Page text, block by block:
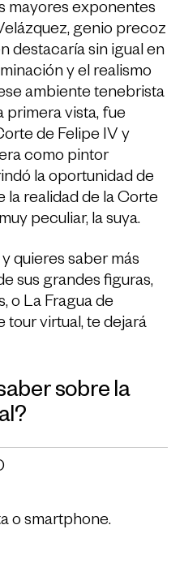
mayores exponentes
genio precoz
destacaría sin igual en
y el realismo
ambiente tenebrista
primera vista, fue
de Felipe IV y
como pintor
la oportunidad de
realidad de la Corte
peculiar, la suya.
quieres saber más
sus grandes figuras,
o La Fragua de
tour virtual, te dejará
sobre la
o smartphone.